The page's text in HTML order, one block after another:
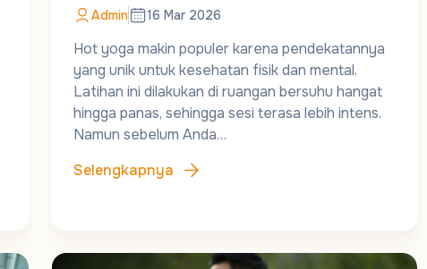
Admin 16 Mar 2026
Hot yoga makin populer karena pendekatannya
yang unik untuk kesehatan fisik dan mental.
Latihan ini dilakukan di ruangan bersuhu hangat
hingga panas, sehingga sesi terasa lebih intens.
Namun sebelum Anda…
Selengkapnya